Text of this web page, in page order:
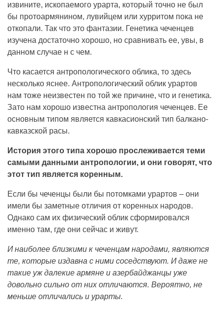
извините, ископаемого урарта, который точно не был
бы протоармянином, лувийцем или хурритом пока не
откопали. Так что это фантазии. Генетика чеченцев
изучена достаточно хорошо, но сравнивать ее, увы, в
данном случае н с чем.
Что касается антропологического облика, то здесь
несколько яснее. Антропологический облик урартов
нам тоже неизвестен по той же причине, что и генетика.
Зато нам хорошо известна антропология чеченцев. Ее
основным типом является кавкасионский тип балкано-
кавказской расы.
История этого типа хорошо прослеживается теми
самыми данными антропологии, и они говорят, что
этот тип является коренным.
Если бы чеченцы были бы потомками урартов – они
имели бы заметные отличия от коренных народов.
Однако сам их физический облик сформировался
именно там, где они сейчас и живут.
И наиболее близкими к чеченцам народами, являются
те, которые издавна с ними соседствуют. И даже не
такие уж далекие армяне и азербайджанцы уже
довольно сильно от них отличаются. Вероятно, не
меньше отличались и урарты.